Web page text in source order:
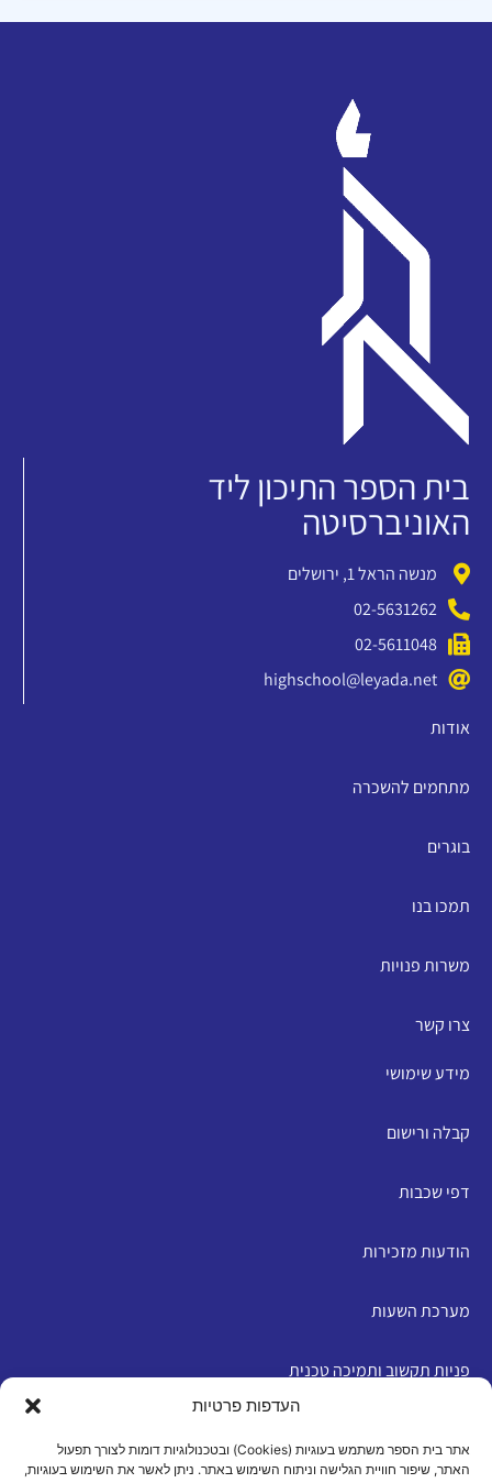
העדפות פרטיות
אתר בית הספר משתמש בעוגיות (Cookies) ובטכנולוגיות דומות לצורך תפעול
האתר, שיפור חוויית הגלישה וניתוח השימוש באתר. ניתן לאשר את השימוש בעוגיות,
בית הספר התיכון ליד
האוניברסיטה
מנשה הראל 1, ירושלים
02-5631262
02-5611048
highschool@leyada.net
אודות
מתחמים להשכרה
בוגרים
תמכו בנו
משרות פנויות
צרו קשר
מידע שימושי
קבלה ורישום
דפי שכבות
הודעות מזכירות
מערכת השעות
פניות תקשוב ותמיכה טכנית